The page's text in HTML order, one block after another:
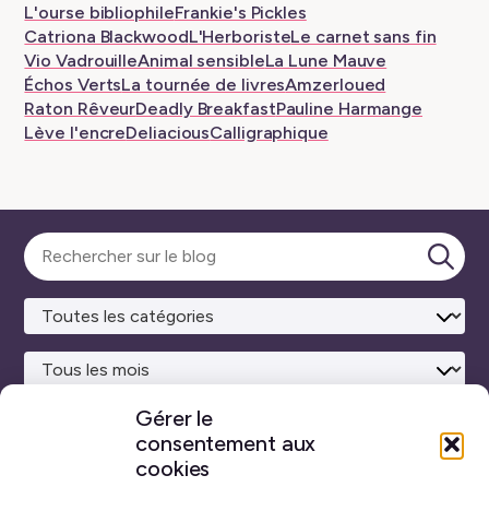
Gérer le
consentement aux
cookies
L'ourse bibliophileFrankie's Pickles
Catriona BlackwoodL'HerboristeLe carnet sans fin
Vio VadrouilleAnimal sensibleLa Lune Mauve
Échos VertsLa tournée de livresAmzerloued
Raton RêveurDeadly BreakfastPauline Harmange
Lève l'encreDeliaciousCalligraphique
la
Sélectionner
une
réalisé avecWordPress ♥et beaucoup de café.